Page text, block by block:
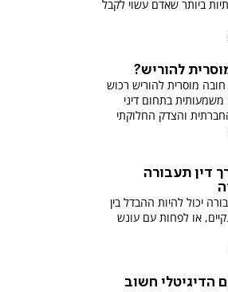
ביותר שאדם עשוי לקבל
להוריש?
מוסרית להוריש רכוש
משמעותית בתחום דיני
והצדק החלוקתי
דין תעבורה
יכול להיות ההבדל בין
או לפחות עם עונש
הדיגיטלי חשוב